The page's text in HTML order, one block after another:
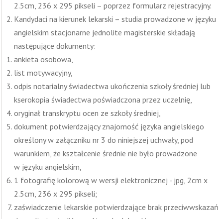
2.5cm, 236 x 295 pikseli – poprzez formularz rejestracyjny.
Kandydaci na kierunek lekarski – studia prowadzone w języku
angielskim stacjonarne jednolite magisterskie składają
następujące dokumenty:
ankieta osobowa,
list motywacyjny,
odpis notarialny świadectwa ukończenia szkoły średniej lub
kserokopia świadectwa poświadczona przez uczelnię,
oryginał transkryptu ocen ze szkoły średniej,
dokument potwierdzający znajomość języka angielskiego
określony w załączniku nr 3 do niniejszej uchwały, pod
warunkiem, że kształcenie średnie nie było prowadzone
w języku angielskim,
1 fotografię kolorową w wersji elektronicznej - jpg, 2cm x
2.5cm, 236 x 295 pikseli;
zaświadczenie lekarskie potwierdzające brak przeciwwskazań